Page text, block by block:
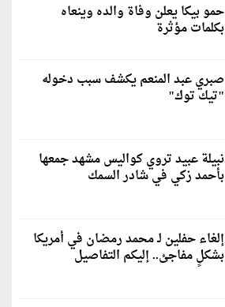
حمو بيكا يعلن وفاة والده وينعاه
بكلمات مؤثرة
صبري عبد المنعم يكشف سبب دخوله
"تيك توك"
نبيلة عبيد تروي كواليس مشهد جمعها
بأحمد زكي في شادر السمك
إلغاء حفلين لـ محمد رمضان في أمريكا
بشكلٍ مفاجئ.. إليكم التفاصيل